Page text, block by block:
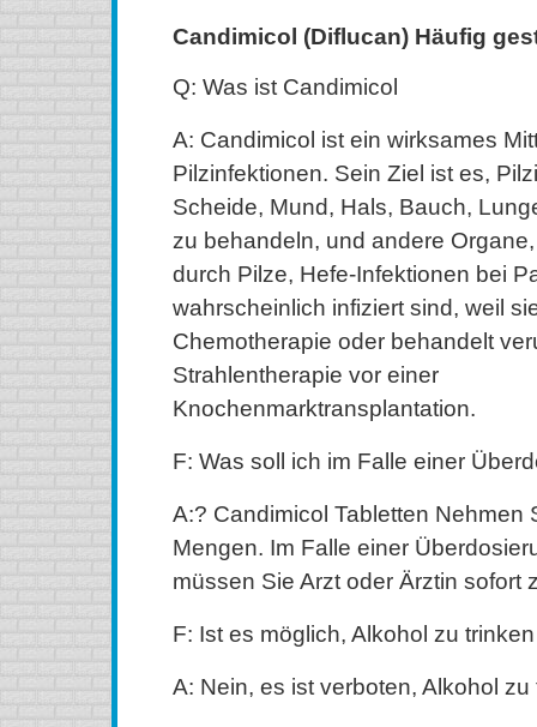
Candimicol (Diflucan) Häufig
Q: Was ist Candimicol
A: Candimicol ist ein wirksames
Pilzinfektionen. Sein Ziel ist es,
Scheide, Mund, Hals, Bauch,
zu behandeln, und andere
durch Pilze, Hefe-Infektionen bei
wahrscheinlich infiziert sind, weil
Chemotherapie oder behandelt
Strahlentherapie vor einer
Knochenmarktransplantation.
F: Was soll ich im Falle einer
A:? Candimicol Tabletten Nehmen
Mengen. Im Falle einer
müssen Sie Arzt oder Ärztin sofort
F: Ist es möglich, Alkohol zu trinken
A: Nein, es ist verboten, Alkohol zu